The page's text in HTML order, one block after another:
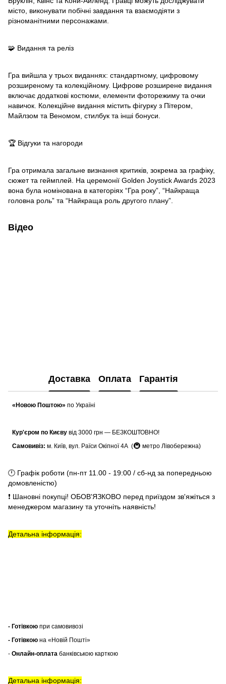
місто, виконувати побічні завдання та взаємодіяти з
різноманітними персонажами.
🧩 Видання та реліз
Гра вийшла у трьох виданнях: стандартному, цифровому
розширеному та колекційному. Цифрове розширене видання
включає додаткові костюми, елементи фоторежиму та очки
навичок. Колекційне видання містить фігурку з Пітером,
Майлзом та Веномом, стилбук та інші бонуси.
🏆 Відгуки та нагороди
Гра отримала загальне визнання критиків, зокрема за графіку,
сюжет та геймплей. На церемонії Golden Joystick Awards 2023
вона була номінована в категоріях “Гра року”, “Найкраща
головна роль” та “Найкраща роль другого плану”.
Відео
Доставка Оплата Гарантія
«Новою Поштою» по Україні
Кур'єром по Києву від 3000 грн — БЕЗКОШТОВНО!
Самовивіз: м. Київ, вул. Раїси Окіпної 4А (🚇 метро Лівобережна)
🕛 Графік роботи (пн-пт 11.00 - 19:00 / сб-нд за попередньою
домовленістю)
❗ Шановні покупці! ОБОВ'ЯЗКОВО перед приїздом зв'яжіться з
менеджером магазину та уточніть наявність!
Детальна інформація:
- Готівкою при самовивозі
- Готівкою на «Новій Пошті»
- Онлайн-оплата банківською карткою
Детальна інформація: